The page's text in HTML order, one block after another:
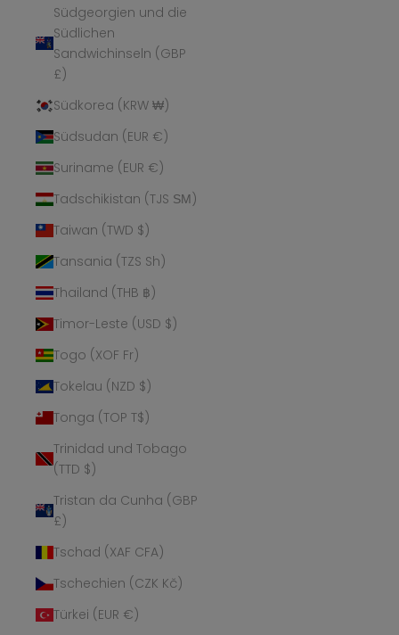
Südgeorgien und die
Südlichen
Sandwichinseln (GBP
£)
Südkorea (KRW ₩)
Südsudan (EUR €)
Suriname (EUR €)
Tadschikistan (TJS ЅМ)
Taiwan (TWD $)
Tansania (TZS Sh)
Thailand (THB ฿)
Timor-Leste (USD $)
Togo (XOF Fr)
Tokelau (NZD $)
Tonga (TOP T$)
Trinidad und Tobago
(TTD $)
Tristan da Cunha (GBP
£)
Tschad (XAF CFA)
Tschechien (CZK Kč)
Türkei (EUR €)